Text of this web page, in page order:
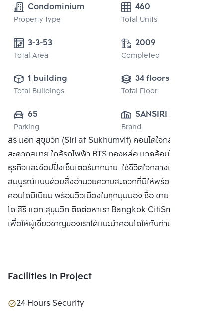
Condominium
Property type
460
Total Units
Total Area
2009
Completed
1 building
Total Buildings
34 floors
Total Floor
65
Parking
SANSIRI PUBLIC
CO., LTD.
Brand
สิริ แอท สุขุมวิท (Siri at Sukhumvit) คอนโดใจกลางสุขุมวิท
สะดวกสบาย ใกล้รถไฟฟ้า BTS ทองหล่อ แวดล้อมไปด้วยแหล่ง
ธุรกิจและช๊อปปิ้งเซ็นเตอร์มากมาย ใช้ชีวิตใจกลางเมืองอย่าง
สมบูรณ์แบบด้วยสิ้งอำนวยความสะดวกที่มีให้พร้อมใน
คอนโดมิเนียม พร้อมวิวเมืองในทุกมุมมอง ซื้อ ขาย หรือ เช่า คอน
โด สิริ แอท สุขุมวิท ติดต่อหาเรา Bangkok CitiSmart ได้ทันที
เพื่อให้ผู้เชี่ยวชาญของเราได้แนะนำคอนโดให้กับท่าน
Facilities In Project
24 Hours Security